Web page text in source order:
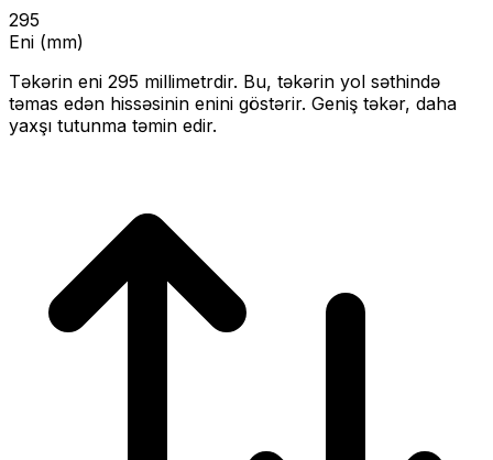
295
Eni (mm)
Təkərin eni 295 millimetrdir. Bu, təkərin yol səthində
təmas edən hissəsinin enini göstərir. Geniş təkər, daha
yaxşı tutunma təmin edir.